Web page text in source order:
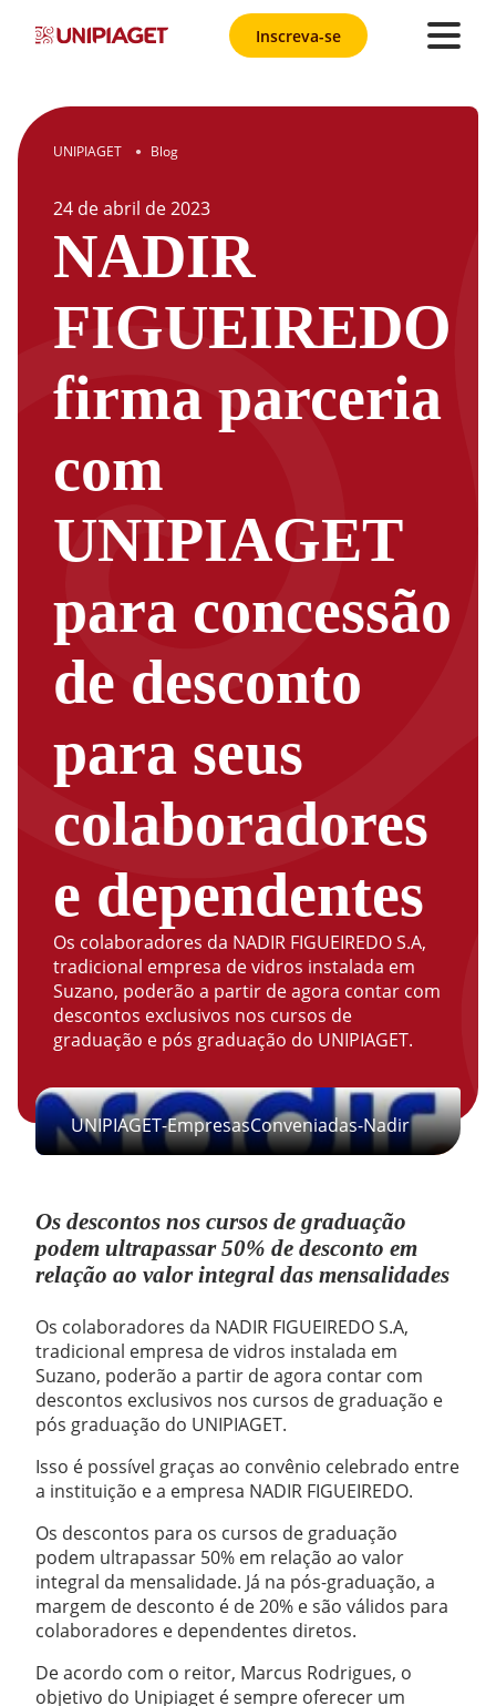
Inscreva-se
UNIPIAGET ● Blog
24 deabril de2023
NADIR
FIGUEIREDO
firma parceria
com
UNIPIAGET
para concessão
de desconto
para seus
colaboradores
e dependentes
Os colaboradores da NADIR FIGUEIREDO S.A,
tradicional empresa de vidros instalada em
Suzano, poderão a partir de agora contar com
descontos exclusivos nos cursos de
graduação e pós graduação do UNIPIAGET.
UNIPIAGET-EmpresasConveniadas-Nadir
Os descontos nos cursos de graduação
podem ultrapassar 50% de desconto em
relação ao valor integral das mensalidades
Os colaboradores da NADIR FIGUEIREDO S.A,
tradicional empresa de vidros instalada em
Suzano, poderão a partir de agora contar com
descontos exclusivos nos cursos de graduação e
pós graduação do UNIPIAGET.
Isso é possível graças ao convênio celebrado entre
a instituição e a empresa NADIR FIGUEIREDO.
Os descontos para os cursos de graduação
podem ultrapassar 50% em relação ao valor
integral da mensalidade. Já na pós-graduação, a
margem de desconto é de 20% e são válidos para
colaboradores e dependentes diretos.
De acordo com o reitor, Marcus Rodrigues, o
objetivo do Unipiaget é sempre oferecer um